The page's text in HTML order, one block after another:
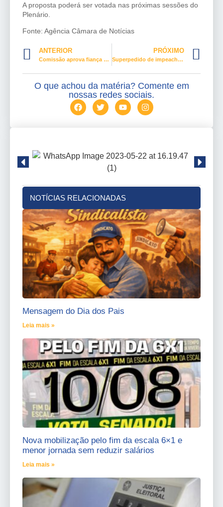
A proposta poderá ser votada nas próximas sessões do
Plenário.
Fonte: Agência Câmara de Notícias
ANTERIOR
Comissão aprova fiança de 1% da renda do jogo para torcedor detido por violência
PRÓXIMO
Superpedido de impeachment contra Bolsonaro é protocolado
O que achou da matéria? Comente em
nossas redes sociais.
NOTÍCIAS RELACIONADAS
Mensagem do Dia dos Pais
Leia mais »
Nova mobilização pelo fim da escala 6×1 e
menor jornada sem reduzir salários
Leia mais »